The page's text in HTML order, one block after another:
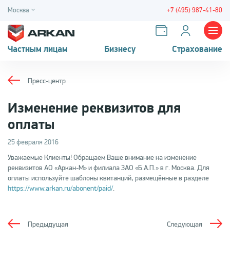
Москва +7 (495) 987-41-80
Частным лицам Бизнесу Страхование
Пресс-центр
Изменение реквизитов для
оплаты
25 февраля 2016
Уважаемые Клиенты! Обращаем Ваше внимание на изменение
реквизитов АО «Аркан-М» и филиала ЗАО «Б.А.П.» в г. Москва. Для
оплаты используйте шаблоны квитанций, размещённые в разделе
https://www.arkan.ru/abonent/paid/.
Следующая
Предыдущая